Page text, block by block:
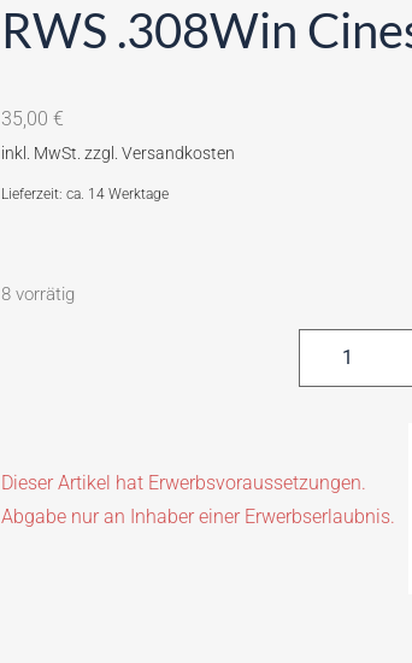
RWS .308Win
35,00 €
Lieferzeit: ca. 14 Werktage
8 vorrätig
Dieser Artikel hat Erwerbsvoraussetzungen.
Abgabe nur an Inhaber einer Erwerbserlaubnis.